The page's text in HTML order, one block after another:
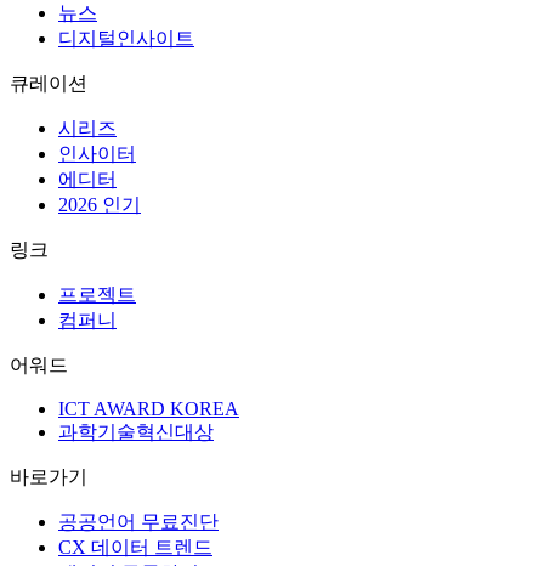
뉴스
디지털인사이트
큐레이션
시리즈
인사이터
에디터
2026 인기
링크
프로젝트
컴퍼니
어워드
ICT AWARD KOREA
과학기술혁신대상
바로가기
공공언어 무료진단
CX 데이터 트렌드